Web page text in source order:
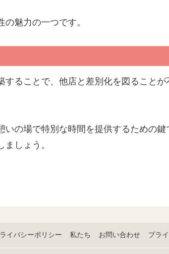
魅力の一つです。
ることで、他店と差別化を図ること
の場で特別な時間を提供するための鍵
しょう。
イバシーポリシー 私たち お問い合わせ プラ